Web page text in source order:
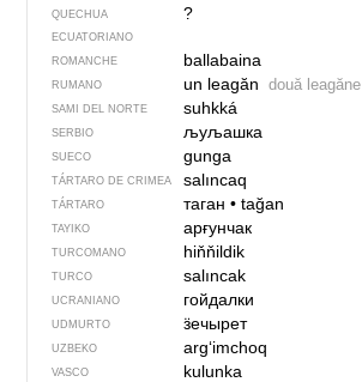
QUECHUA
ECUATORIANO
?
ROMANCHE ballabaina
RUMANO un leagăn două leagăne
SAMI DEL NORTE suhkká
SERBIO љуљашка
SUECO gunga
TÁRTARO DE CRIMEA salıncaq
TÁRTARO таган• tağan
TAYIKO арғунчак
TURCOMANO hiňňildik
TURCO salıncak
UCRANIANO гойдалки
UDMURTO ӟечырет
UZBEKO argʻimchoq
VASCO kulunka